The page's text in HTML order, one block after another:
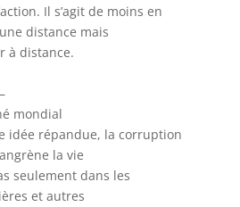
Il s’agit de moins en
distance mais
à distance.
mondial
idée répandue, la corruption
la vie
seulement dans les
et autres